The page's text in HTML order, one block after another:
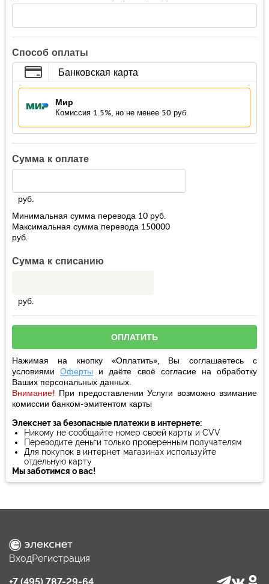
Способ оплаты
Банковская карта
Мир
Комиссия 1.5%, но не менее 50 руб.
Сумма к оплате
руб.
Минимальная сумма перевода 10 руб.
Максимальная сумма перевода 150000
руб.
Сумма к списанию
руб.
Нажимая на кнопку «Оплатить», Вы соглашаетесь с
условиямиОферты и даёте своё согласиена обработку
Ваших персональных данных.
Внимание! При предоставлении Услуги возможно взимание
комиссии банком-эмитентом карты
Элекснет за безопасные платежи в интернете:
Никому не сообщайте номер своей карты и CVV
Переводите деньги только проверенным получателям
Для покупок в интернет магазинах используйте
отдельную карту
Мы заботимся о вас!
ВходРегистрация